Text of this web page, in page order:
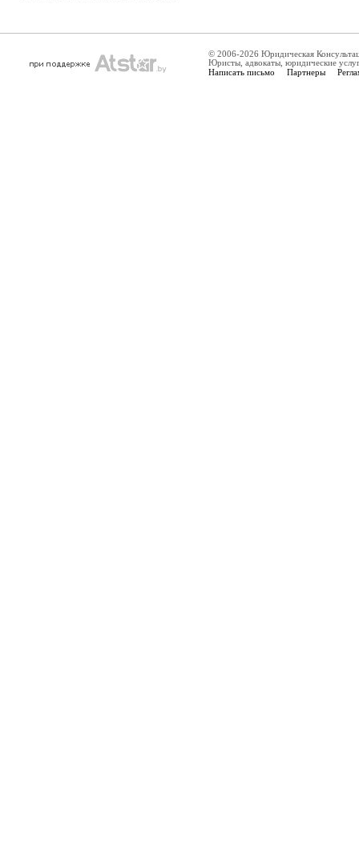
© 2006-2026 Юридическая
Юристы, адвокаты, юридические
Написать письмо Партнеры